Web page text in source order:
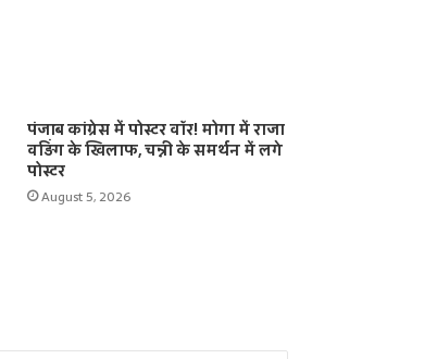
पंजाब कांग्रेस में पोस्टर वॉर! मोगा में राजा
वड़िंग के खिलाफ, चन्नी के समर्थन में लगे
पोस्टर
August 5, 2026